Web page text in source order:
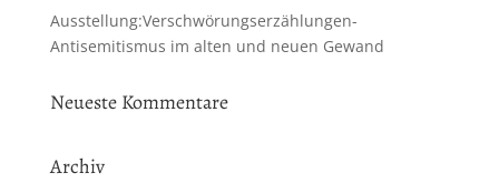
Ausstellung:Verschwörungserzählungen-
Antisemitismus im alten und neuen Gewand
Neueste Kommentare
Archiv